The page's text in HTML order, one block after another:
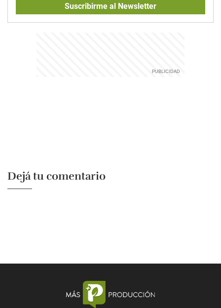
Suscribirme al Newsletter
Dejá tu comentario